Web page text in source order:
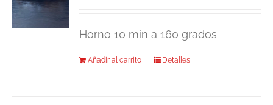
Horno 10 min a 160 grados
Añadir al carrito Detalles